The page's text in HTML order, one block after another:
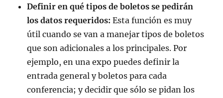
Definir en qué tipos de boletos se pedirán
los datos requeridos:Esta función es muy
útil cuando se van a manejar tipos de boletos
que son adicionales a los principales. Por
ejemplo, en una expo puedes definir la
entrada general y boletos para cada
conferencia; y decidir que sólo se pidan los